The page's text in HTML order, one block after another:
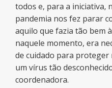
todos e, para a iniciativa,
pandemia nos fez parar
aquilo que fazia tão bem
naquele momento, era
de cuidado para
um vírus tão
coordenadora.